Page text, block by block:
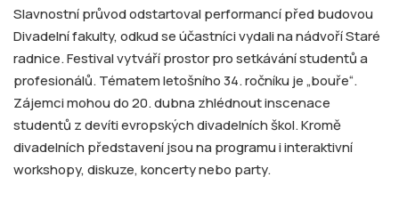
Slavnostní průvod odstartoval performancí před budovou
Divadelní fakulty, odkud se účastníci vydali na nádvoří Staré
radnice. Festival vytváří prostor pro setkávání studentů a
profesionálů. Tématem letošního 34. ročníku je „bouře“.
Zájemci mohou do 20. dubna zhlédnout inscenace
studentů z devíti evropských divadelních škol. Kromě
divadelních představení jsou na programu i interaktivní
workshopy, diskuze, koncerty nebo party.